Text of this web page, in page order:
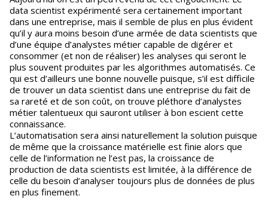
data scientist expérimenté sera certainement important
dans une entreprise, mais il semble de plus en plus évident
qu’il y aura moins besoin d’une armée de data scientists que
d’une équipe d’analystes métier capable de digérer et
consommer (et non de réaliser) les analyses qui seront le
plus souvent produites par les algorithmes automatisés. Ce
qui est d’ailleurs une bonne nouvelle puisque, s’il est difficile
de trouver un data scientist dans une entreprise du fait de
sa rareté et de son coût, on trouve pléthore d’analystes
métier talentueux qui sauront utiliser à bon escient cette
connaissance.
L’automatisation sera ainsi naturellement la solution puisque
de même que la croissance matérielle est finie alors que
celle de l’information ne l’est pas, la croissance de
production de data scientists est limitée, à la différence de
celle du besoin d’analyser toujours plus de données de plus
en plus finement.